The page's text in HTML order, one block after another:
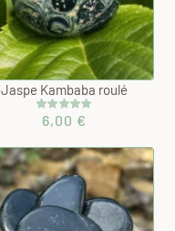
Jaspe Kambaba roulé
Noté 5.00
1
notation
client
6,00 €